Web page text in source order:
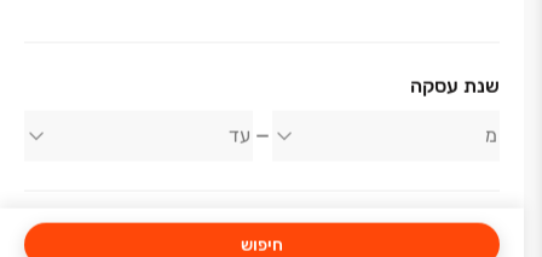
שנת עסקה
חיפוש